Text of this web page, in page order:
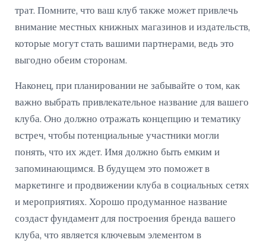
трат. Помните, что ваш клуб также может привлечь
внимание местных книжных магазинов и издательств,
которые могут стать вашими партнерами, ведь это
выгодно обеим сторонам.
Наконец, при планировании не забывайте о том, как
важно выбрать привлекательное название для вашего
клуба. Оно должно отражать концепцию и тематику
встреч, чтобы потенциальные участники могли
понять, что их ждет. Имя должно быть емким и
запоминающимся. В будущем это поможет в
маркетинге и продвижении клуба в социальных сетях
и мероприятиях. Хорошо продуманное название
создаст фундамент для построения бренда вашего
клуба, что является ключевым элементом в